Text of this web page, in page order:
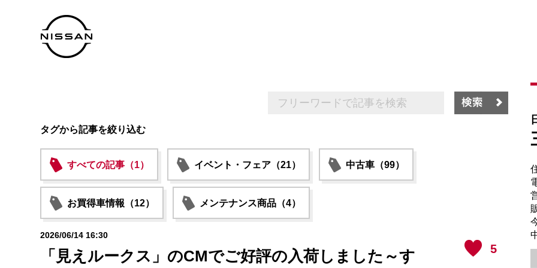
タグから記事を絞り込む
すべての記事（1） イベント・フェア（21） 中古車（99）
お買得車情報（12） メンテナンス商品（4）
5
2026/06/14 16:30
「見えルークス」のCMでご好評の入荷しました～す